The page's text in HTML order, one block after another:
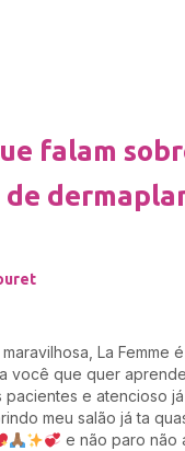
falam
de
La Femme
você que quer
e atencioso
meu salão já ta
e não paro não